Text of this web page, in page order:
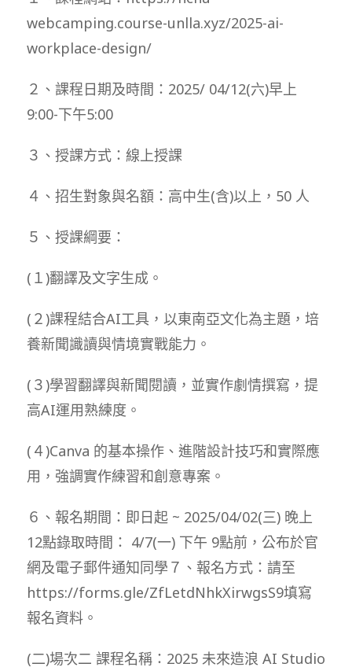
webcamping.course-unlla.xyz/2025-ai-
workplace-design/
２、課程日期及時間：2025/ 04/12(六)早上
9:00-下午5:00
３、授課方式：線上授課
４、招生對象與名額：高中生(含)以上，50 人
５、授課綱要：
(１)翻譯及文字生成。
(２)課程結合AI工具，以東南亞文化為主題，培
養新聞識讀與情境實戰能力。
(３)學習翻譯與新聞閱讀，並實作劇情撰寫，提
高AI運用熟練度。
(４)Canva 的基本操作、進階設計技巧和實際應
用，強調實作練習和創意專案。
６、報名期間：即日起 ~ 2025/04/02(三) 晚上
12點錄取時間： 4/7(一) 下午 9點前，公布於官
網及電子郵件通知同學７、報名方式：請至
https://forms.gle/ZfLetdNhkXirwgsS9填寫
報名資料。
(二)場次二 課程名稱：2025 未來造浪 AI Studio